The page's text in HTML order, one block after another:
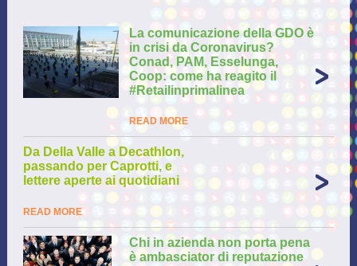
La comunicazione della GDO è
in crisi da Coronavirus?
Conad, PAM, Esselunga,
Coop: come ha reagito il
#Retailinprimalinea
READ MORE
Da Della Valle a Decathlon,
passando per Caprotti, e
lettere aperte ai quotidiani
READ MORE
Chi in azienda non porta pena
è ambasciator di reputazione